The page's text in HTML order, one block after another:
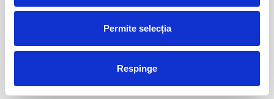
Permite selecția
Respinge